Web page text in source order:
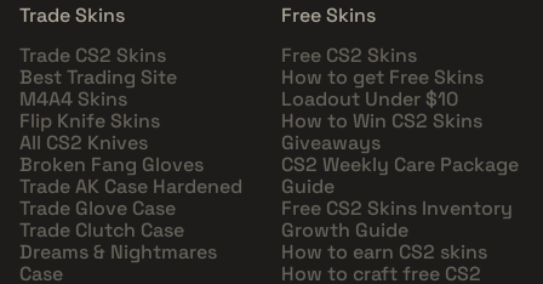
Trade Skins
Trade CS2 Skins
Best Trading Site
M4A4 Skins
Flip Knife Skins
All CS2 Knives
Broken Fang Gloves
Trade AK Case Hardened
Trade Glove Case
Trade Clutch Case
Dreams & Nightmares
Case
Free Skins
Free CS2 Skins
How to get Free Skins
Loadout Under $10
How to Win CS2 Skins
Giveaways
CS2 Weekly Care Package
Guide
Free CS2 Skins Inventory
Growth Guide
How to earn CS2 skins
How to craft free CS2